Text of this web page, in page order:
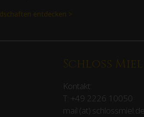
entdecken >
Schloss Miel
Kontakt:
T: +49 2226 10050
mail (at) schlossmiel.de